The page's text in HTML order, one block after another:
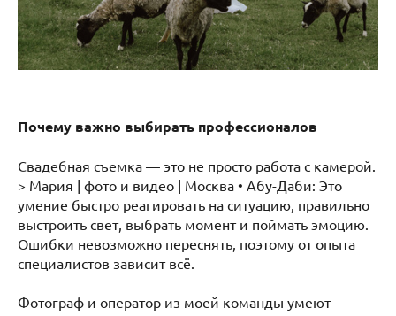
Почему важно выбирать профессионалов
Свадебная съемка — это не просто работа с камерой.
> Мария | фото и видео | Москва • Абу-Даби: Это
умение быстро реагировать на ситуацию, правильно
выстроить свет, выбрать момент и поймать эмоцию.
Ошибки невозможно переснять, поэтому от опыта
специалистов зависит всё.
Фотограф и оператор из моей команды умеют